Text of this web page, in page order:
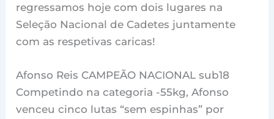
regressamos hoje com dois lugares na
Seleção Nacional de Cadetes juntamente
com as respetivas caricas!
Afonso Reis CAMPEÃO NACIONAL sub18
Competindo na categoria -55kg, Afonso
venceu cinco lutas “sem espinhas” por